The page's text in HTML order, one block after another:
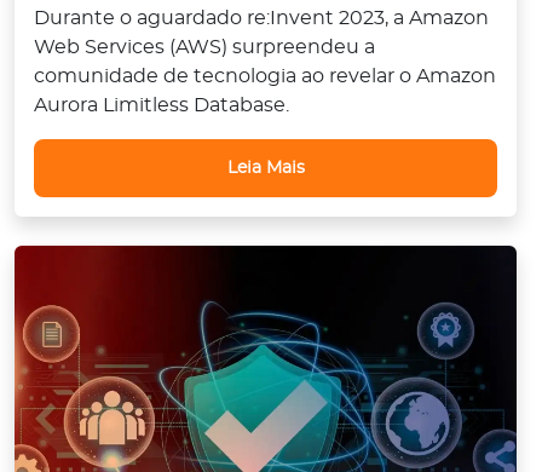
Durante o aguardado re:Invent 2023, a Amazon
Web Services (AWS) surpreendeu a
comunidade de tecnologia ao revelar o Amazon
Aurora Limitless Database.
Leia Mais